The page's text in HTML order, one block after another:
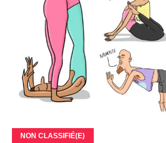
NON CLASSIFIÉ(E)